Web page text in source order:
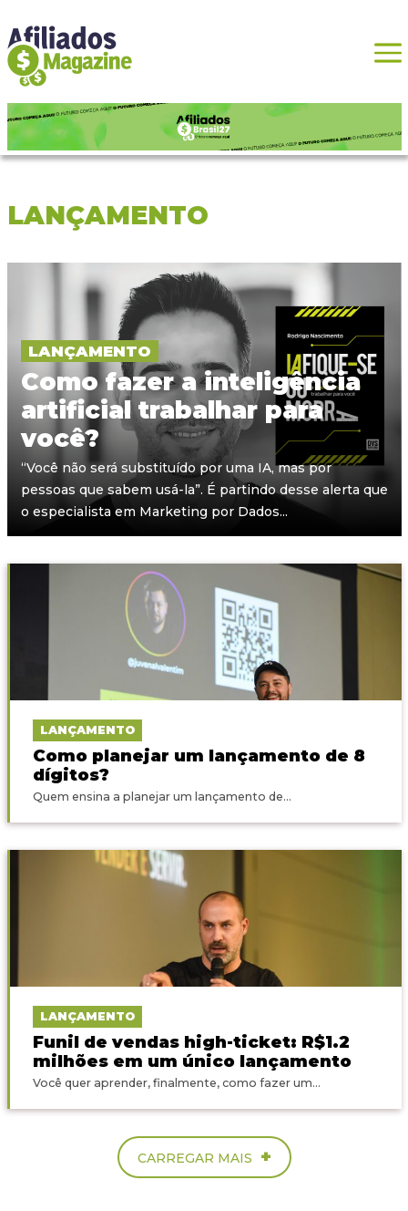
LANÇAMENTO
LANÇAMENTO
Como fazer a inteligência
artificial trabalhar para
você?
“Você não será substituído por uma IA, mas por
pessoas que sabem usá-la”. É partindo desse alerta que
o especialista em Marketing por Dados...
LANÇAMENTO
Como planejar um lançamento de 8
dígitos?
Quem ensina a planejar um lançamento de...
LANÇAMENTO
Funil de vendas high-ticket: R$1.2
milhões em um único lançamento
Você quer aprender, finalmente, como fazer um...
CARREGAR MAIS +